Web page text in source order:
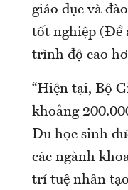
giáo dục và
tốt nghiệp (Đề
trình độ cao
“Hiện tại, Bộ
khoảng
Du học sinh
các ngành
trí tuệ nhân